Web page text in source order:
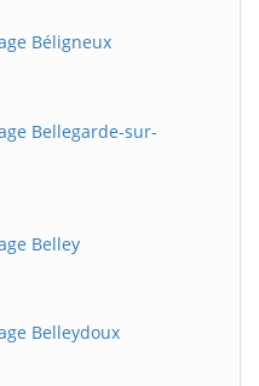
Béligneux
Bellegarde-sur-
Belley
Belleydoux